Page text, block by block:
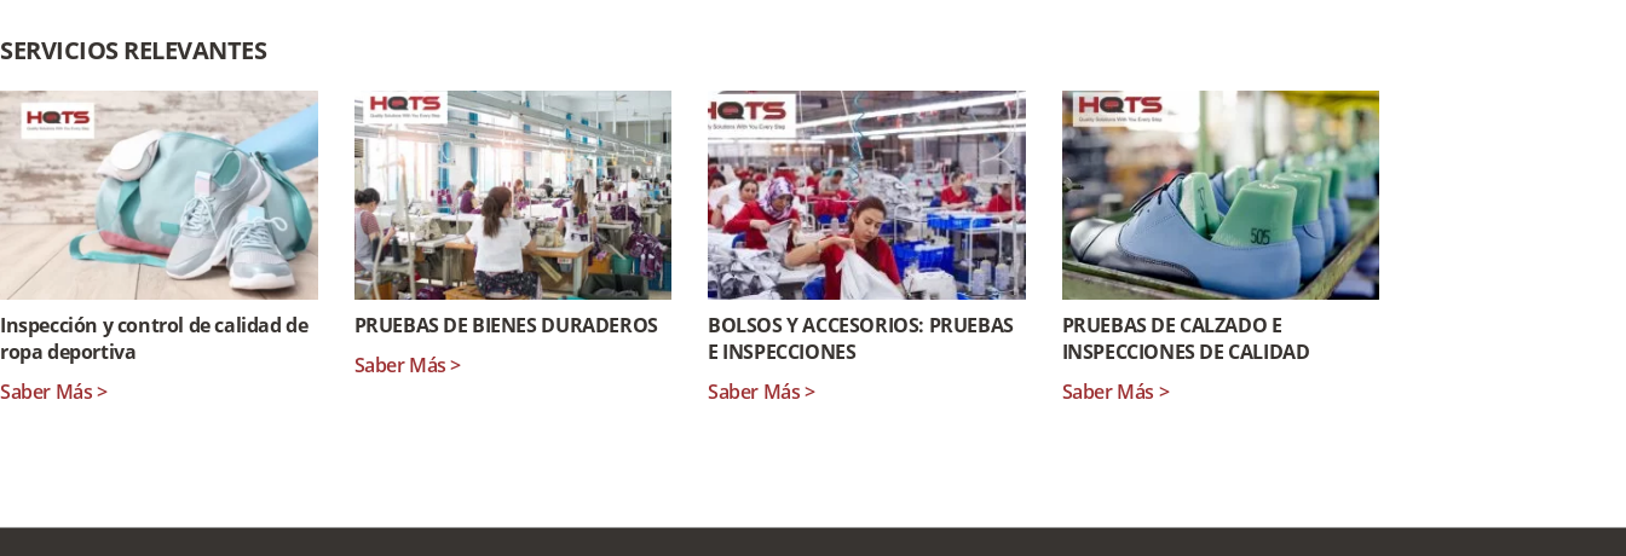
SERVICIOS RELEVANTES
Inspección y control de calidad de
ropa deportiva
Saber Más >
PRUEBAS DE BIENES DURADEROS
Saber Más >
BOLSOS Y ACCESORIOS: PRUEBAS
E INSPECCIONES
Saber Más >
PRUEBAS DE CALZADO E
INSPECCIONES DE CALIDAD
Saber Más >